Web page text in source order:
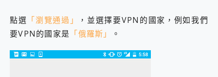
點選 「瀏覽通過」
，並選擇要VPN的國家，例如我們
要VPN的國家是 「俄羅斯」 。